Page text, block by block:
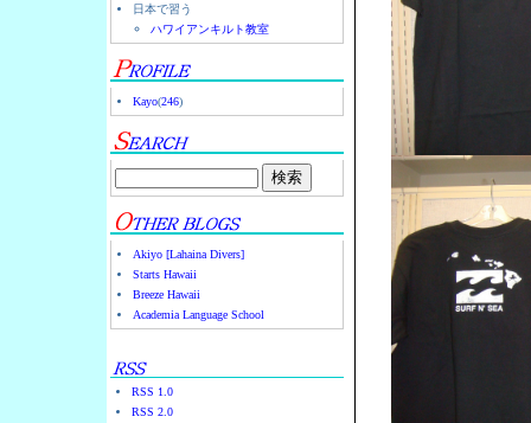
日本で習う
ハワイアンキルト教室
Kayo(246)
Akiyo [Lahaina Divers]
Starts Hawaii
Breeze Hawaii
Academia Language School
RSS 1.0
RSS 2.0